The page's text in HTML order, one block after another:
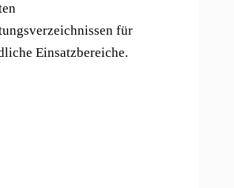
für
Einsatzbereiche.